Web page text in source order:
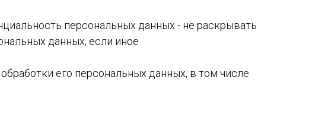
персональных данных - не раскрывать
данных, если иное
его персональных данных, в том числе